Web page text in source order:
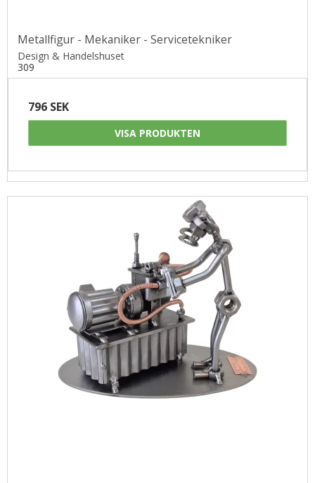
Metallfigur - Mekaniker - Servicetekniker
Design & Handelshuset
309
796 SEK
VISA PRODUKTEN